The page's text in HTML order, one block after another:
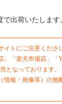
出荷いたします
トにご注意くださ
「楽天市場店」「
となっております。
情報・画像等）の無